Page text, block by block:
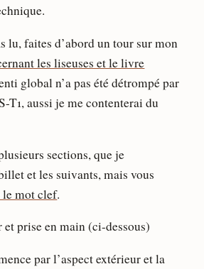
lu, faites d’abord un tour sur mon
les liseuses et le livre
global n’a pas été détrompé par
T1, aussi je me contenterai du
sections, que je
et les suivants, mais vous
le mot clef.
prise en main (ci-dessous)
par l’aspect extérieur et la